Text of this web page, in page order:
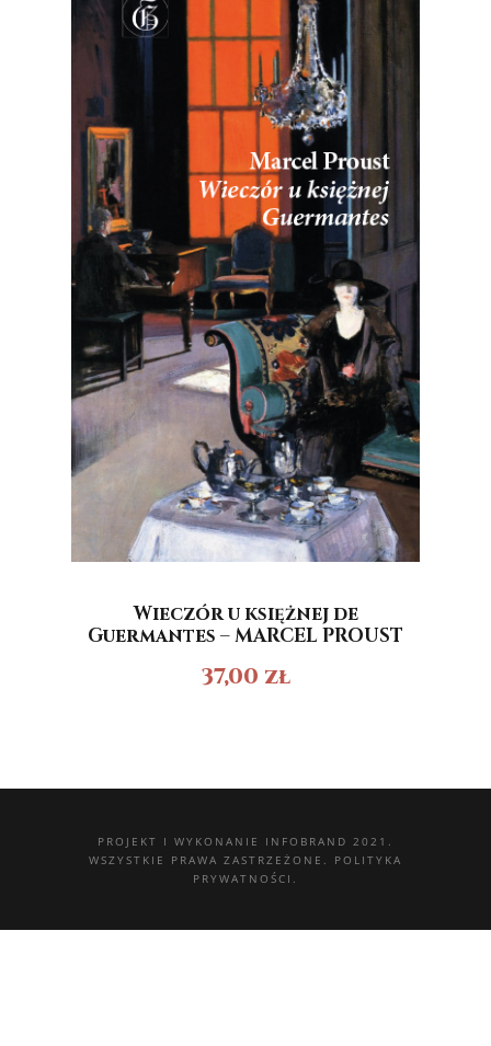
Wieczór u księżnej de
Guermantes – MARCEL PROUST
37,00 zł
PROJEKT I WYKONANIE INFOBRAND 2021.
WSZYSTKIE PRAWA ZASTRZEŻONE. POLITYKA
PRYWATNOŚCI.